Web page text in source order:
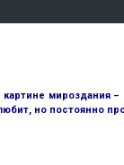
мироздания
но постоянно